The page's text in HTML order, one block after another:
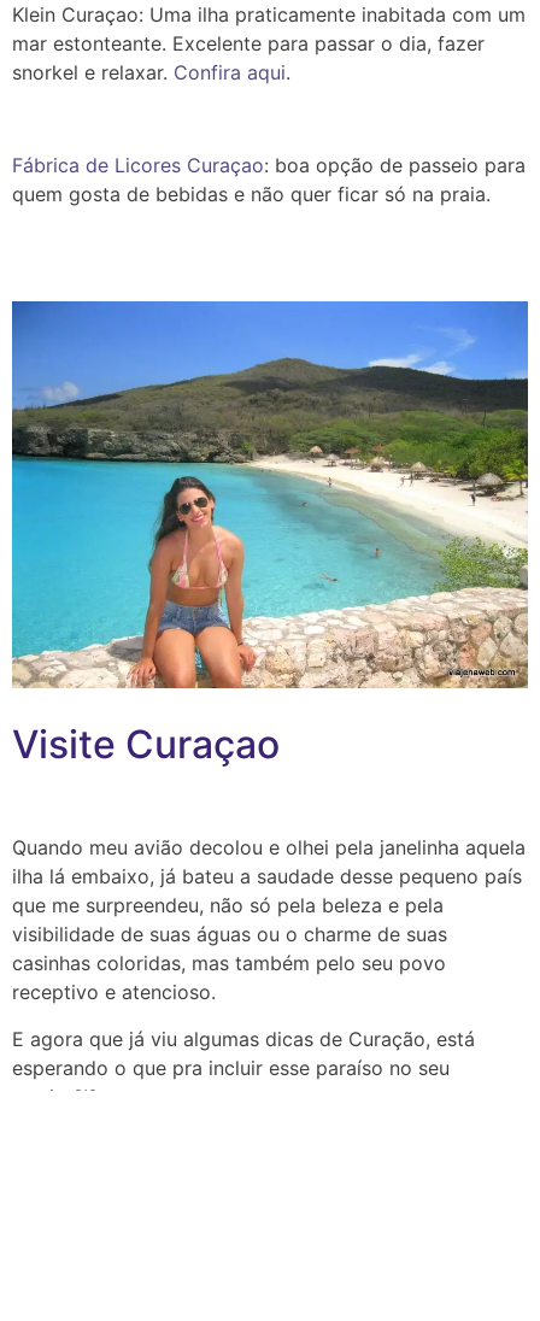
Klein Curaçao: Uma ilha praticamente inabitada com um
mar estonteante. Excelente para passar o dia, fazer
snorkel e relaxar. Confira aqui.
Fábrica de Licores Curaçao: boa opção de passeio para
quem gosta de bebidas e não quer ficar só na praia.
Visite Curaçao
Quando meu avião decolou e olhei pela janelinha aquela
ilha lá embaixo, já bateu a saudade desse pequeno país
que me surpreendeu, não só pela beleza e pela
visibilidade de suas águas ou o charme de suas
casinhas coloridas, mas também pelo seu povo
receptivo e atencioso.
E agora que já viu algumas dicas de Curação, está
esperando o que pra incluir esse paraíso no seu
roteiro?!?